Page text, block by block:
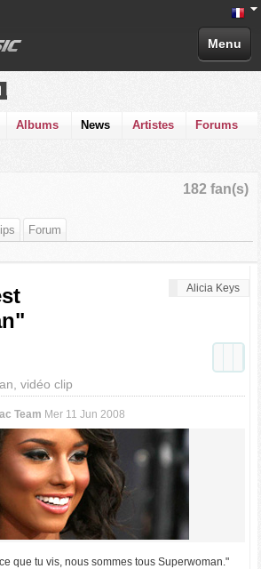
Menu
Albums News Artistes Forums
182 fan(s)
Forum
Alicia Keys
vidéo clip
Team Mer 11 Jun 2008
que tu vis, nous sommes tous Superwoman."